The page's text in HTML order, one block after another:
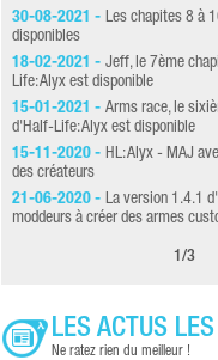
30-08-2021 - Les chapites 8 à
disponibles
18-02-2021 - Jeff, le 7ème
Life: Alyx est disponible
15-01-2021 - Arms race, le
d'Half-Life: Alyx est disponible
15-11-2020 - HL: Alyx - MAJ
des créateurs
21-06-2020 - La version 1.4.1
moddeurs à créer des armes
1 /3
LES ACTUS
Ne ratez rien du meilleur !